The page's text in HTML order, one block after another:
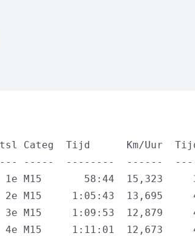
Categ  Tijd      Km/Uur
-----  --------  ------
M15       58:44  15,323
M15     1:05:43  13,695
M15     1:09:53  12,879
M15     1:11:01  12,673